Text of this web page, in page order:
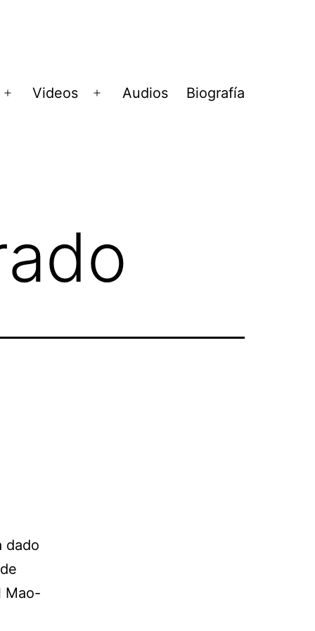
Abrir
Videos
Abrir
Audios Biografía
dado
Mao-